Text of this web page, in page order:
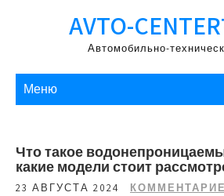
AVTO-
Автомобильно-
Меню
Что такое
какие модели стоит
23 АВГУСТА 2024